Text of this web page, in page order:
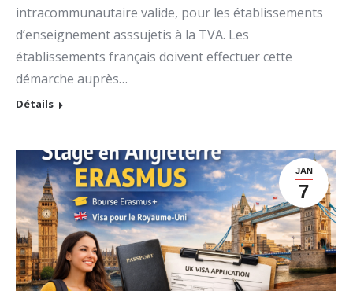
intracommunautaire valide, pour les établissements
d’enseignement asssujetis à la TVA. Les
établissements français doivent effectuer cette
démarche auprès…
Détails
JAN
7